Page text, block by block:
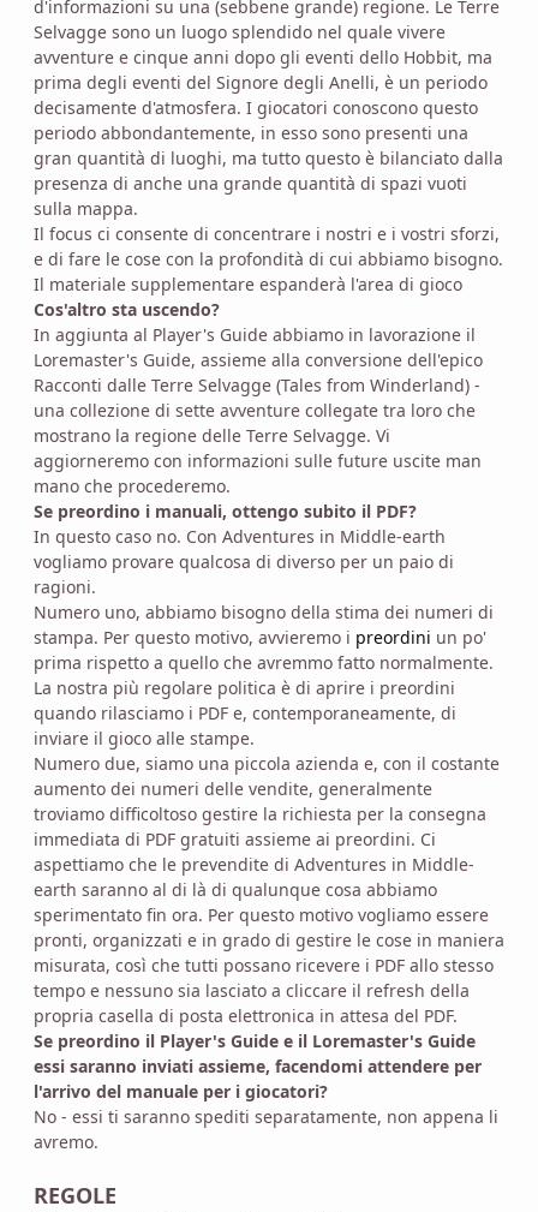
d'informazioni su una (sebbene grande) regione. Le Terre
Selvagge sono un luogo splendido nel quale vivere
avventure e cinque anni dopo gli eventi dello Hobbit, ma
prima degli eventi del Signore degli Anelli, è un periodo
decisamente d'atmosfera. I giocatori conoscono questo
periodo abbondantemente, in esso sono presenti una
gran quantità di luoghi, ma tutto questo è bilanciato dalla
presenza di anche una grande quantità di spazi vuoti
sulla mappa.
Il focus ci consente di concentrare i nostri e i vostri sforzi,
e di fare le cose con la profondità di cui abbiamo bisogno.
Il materiale supplementare espanderà l'area di gioco
Cos'altro sta uscendo?
In aggiunta al Player's Guide abbiamo in lavorazione il
Loremaster's Guide, assieme alla conversione dell'epico
Racconti dalle Terre Selvagge (Tales from Winderland) -
una collezione di sette avventure collegate tra loro che
mostrano la regione delle Terre Selvagge. Vi
aggiorneremo con informazioni sulle future uscite man
mano che procederemo.
Se preordino i manuali, ottengo subito il PDF?
In questo caso no. Con Adventures in Middle-earth
vogliamo provare qualcosa di diverso per un paio di
ragioni.
Numero uno, abbiamo bisogno della stima dei numeri di
stampa. Per questo motivo, avvieremo i preordini un po'
prima rispetto a quello che avremmo fatto normalmente.
La nostra più regolare politica è di aprire i preordini
quando rilasciamo i PDF e, contemporaneamente, di
inviare il gioco alle stampe.
Numero due, siamo una piccola azienda e, con il costante
aumento dei numeri delle vendite, generalmente
troviamo difficoltoso gestire la richiesta per la consegna
immediata di PDF gratuiti assieme ai preordini. Ci
aspettiamo che le prevendite di Adventures in Middle-
earth saranno al di là di qualunque cosa abbiamo
sperimentato fin ora. Per questo motivo vogliamo essere
pronti, organizzati e in grado di gestire le cose in maniera
misurata, così che tutti possano ricevere i PDF allo stesso
tempo e nessuno sia lasciato a cliccare il refresh della
propria casella di posta elettronica in attesa del PDF.
Se preordino il Player's Guide e il Loremaster's Guide
essi saranno inviati assieme, facendomi attendere per
l'arrivo del manuale per i giocatori?
No - essi ti saranno spediti separatamente, non appena li
avremo.
REGOLE